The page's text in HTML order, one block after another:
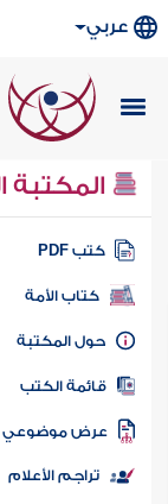
عربي
المكتبة
كتب PDF
كتاب الأمة
المكتبة
الكتب
موضوعي